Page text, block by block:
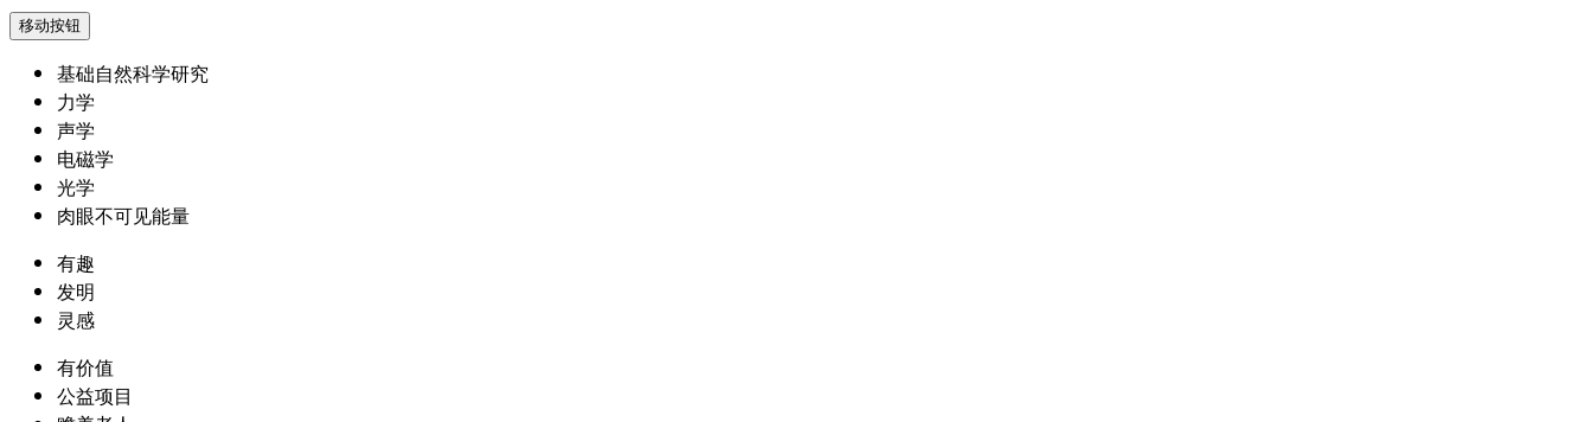
移动按钮
基础自然科学研究
力学
声学
电磁学
光学
肉眼不可见能量
有趣
发明
灵感
有价值
公益项目